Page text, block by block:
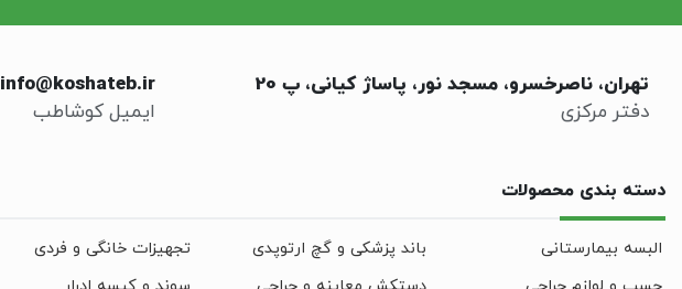
تهران، ناصرخسرو، مسجد نور، پاساژ کیانی، پ 20
دفتر مرکزی
info@koshateb.ir
ایمیل کوشاطب
دسته بندی محصولات
البسه بیمارستانی باند پزشکی و گچ ارتوپدی
تجهیزات خانگی و فردی